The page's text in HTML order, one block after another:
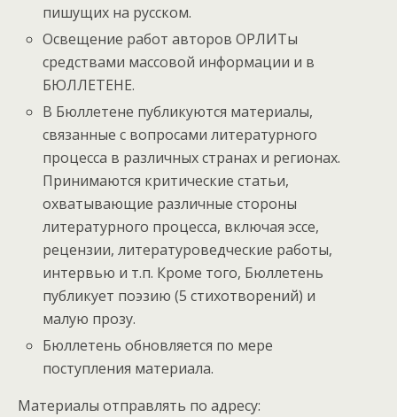
пишущих на русском.
Освещение работ авторов ОРЛИТы
средствами массовой информации и в
БЮЛЛЕТЕНЕ.
В Бюллетене публикуются материалы,
связанные с вопросами литературного
процесса в различных странах и регионах.
Принимаются критические статьи,
охватывающие различные стороны
литературного процесса, включая эссе,
рецензии, литературоведческие работы,
интервью и т.п. Кроме того, Бюллетень
публикует поэзию (5 стихотворений) и
малую прозу.
Бюллетень обновляется по мере
поступления материала.
Материалы отправлять по адресу: